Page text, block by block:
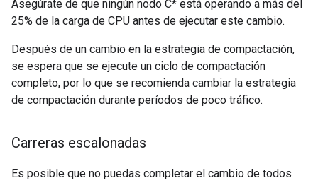
Asegúrate de que ningún nodo C* está operando a más del
25% de la carga de CPU antes de ejecutar este cambio.
Después de un cambio en la estrategia de compactación,
se espera que se ejecute un ciclo de compactación
completo, por lo que se recomienda cambiar la estrategia
de compactación durante períodos de poco tráfico.
Carreras escalonadas
Es posible que no puedas completar el cambio de todos